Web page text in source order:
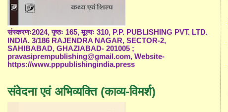
संस्करणः2024, पृष्ठः 165, मूल्यः 310, P.P. PUBLISHING PVT. LTD.
INDIA. 3/186 RAJENDRA NAGAR, SECTOR-2,
SAHIBABAD, GHAZIABAD- 201005 ;
pravasiprempublishing@gmail.com, Website-
https://www.pppublishingindia.press
संवेदना एवं अभिव्यक्ति (काव्य-विमर्श)